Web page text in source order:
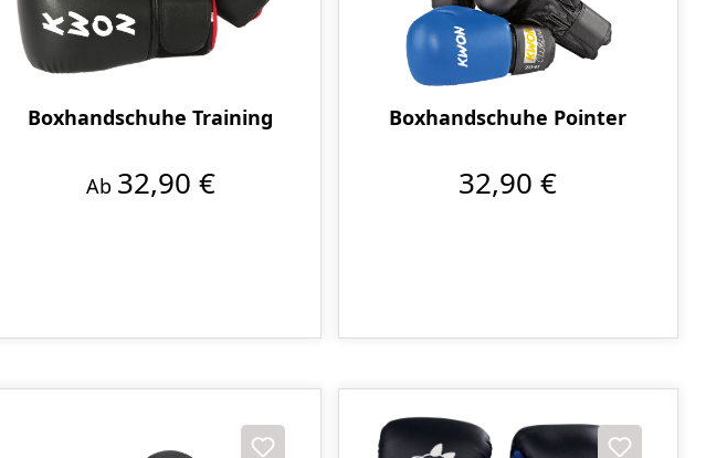
Boxhandschuhe Training
Ab 32,90 €
Boxhandschuhe Pointer
32,90 €